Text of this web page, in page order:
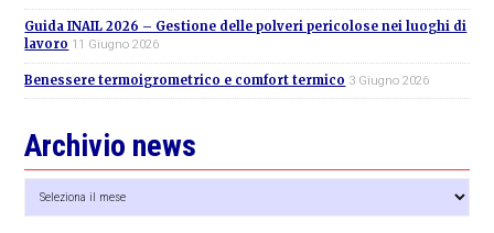
Guida INAIL 2026 – Gestione delle polveri pericolose nei luoghi di
lavoro 11 Giugno 2026
Benessere termoigrometrico e comfort termico 3 Giugno 2026
Archivio news
news